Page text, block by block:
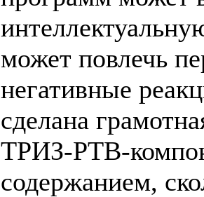
может повлечь
негативные
сделана
ТРИЗ-РТВ-
содержанием,